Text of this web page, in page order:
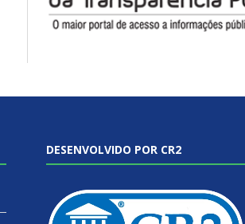
DESENVOLVIDO POR CR2